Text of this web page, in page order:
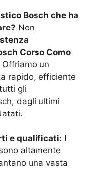
Bosch che ha
Non
Corso Como
Offriamo un
rapido, efficiente
gli
dagli ultimi
e qualificati: I
altamente
una vasta